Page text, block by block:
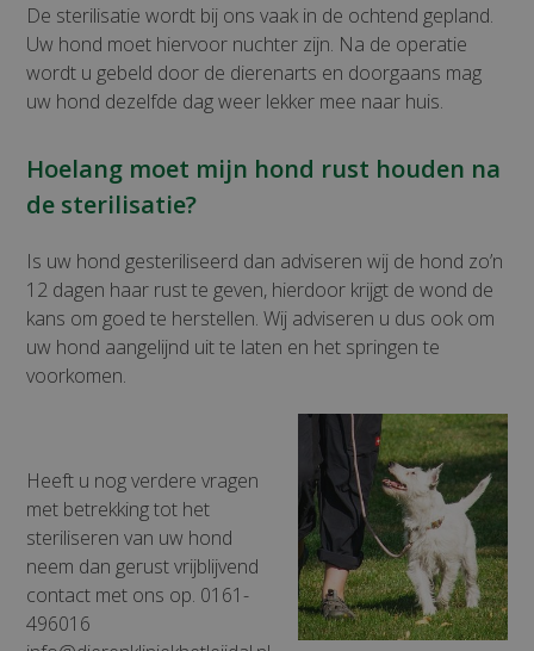
De sterilisatie wordt bij ons vaak in de ochtend gepland.
Uw hond moet hiervoor nuchter zijn. Na de operatie
wordt u gebeld door de dierenarts en doorgaans mag
uw hond dezelfde dag weer lekker mee naar huis.
Hoelang moet mijn hond rust houden na
de sterilisatie?
Is uw hond gesteriliseerd dan adviseren wij de hond zo’n
12 dagen haar rust te geven, hierdoor krijgt de wond de
kans om goed te herstellen. Wij adviseren u dus ook om
uw hond aangelijnd uit te laten en het springen te
voorkomen.
Heeft u nog verdere vragen
met betrekking tot het
steriliseren van uw hond
neem dan gerust vrijblijvend
contact met ons op. 0161-
496016